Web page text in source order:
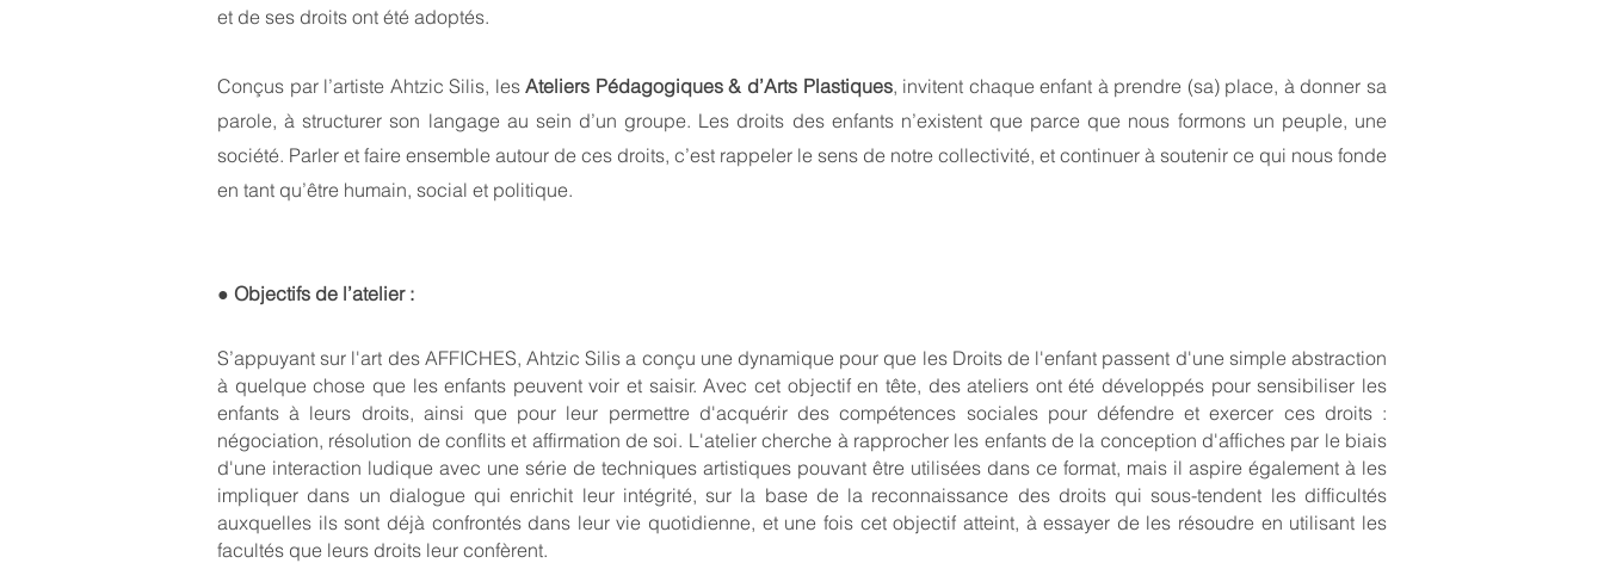
et de ses droits ont été adoptés.
Conçus par l’artiste Ahtzic Silis, lesAteliers Pédagogiques & d’Arts Plastiques, invitent chaque enfant à prendre (sa) place, à donner sa
parole, à structurer son langage au sein d’un groupe. Les droits des enfants n’existent que parce que nous formons un peuple, une
société. Parler et faire ensemble autour de ces droits, c’est rappeler le sens de notre collectivité, et continuer à soutenir ce qui nous fonde
en tant qu’être humain, social et politique.
● Objectifs de l’atelier :
S’appuyant sur l'art des AFFICHES, Ahtzic Silis a conçu une dynamique pour que les Droits de l'enfant passent d'une simple abstraction
à quelque chose que les enfants peuvent voir et saisir. Avec cet objectif en tête, des ateliers ont été développés pour sensibiliser les
enfants à leurs droits, ainsi que pour leur permettre d'acquérir des compétences sociales pour défendre et exercer ces droits :
négociation, résolution de conflits et affirmation de soi. L'atelier cherche à rapprocher les enfants de la conception d'affiches par le biais
d'une interaction ludique avec une série de techniques artistiques pouvant être utilisées dans ce format, mais il aspire également à les
impliquer dans un dialogue qui enrichit leur intégrité, sur la base de la reconnaissance des droits qui sous-tendent les difficultés
auxquelles ils sont déjà confrontés dans leur vie quotidienne, et une fois cet objectif atteint, à essayer de les résoudre en utilisant les
facultés que leurs droits leur confèrent.